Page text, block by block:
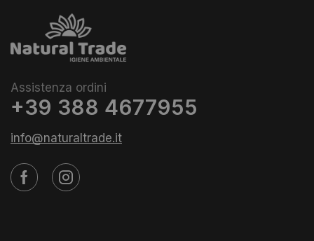
Assistenza ordini
+39 388 4677955
info@naturaltrade.it